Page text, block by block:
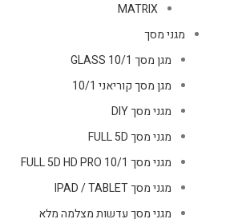
MATRIX
מגני מסך
מגן מסך GLASS 10/1
מגן מסך קוריאני 10/1
מגני מסך DIY
מגני מסך FULL 5D
מגני מסך FULL 5D HD PRO 10/1
מגני מסך IPAD / TABLET
מגני מסך עדשות מצלמה מלא